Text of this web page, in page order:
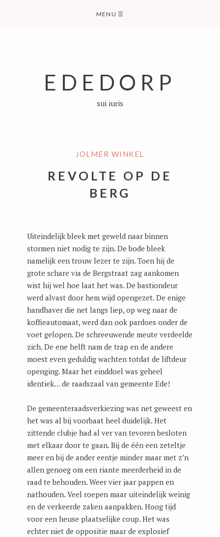
MENU ☰
EDEDORP
sui iuris
JOLMER WINKEL
REVOLTE OP DE
BERG
Uiteindelijk bleek met geweld naar binnen
stormen niet nodig te zijn. De bode bleek
namelijk een trouw lezer te zijn. Toen hij de
grote schare via de Bergstraat zag aankomen
wist hij wel hoe laat het was. De bastiondeur
werd alvast door hem wijd opengezet. De enige
handhaver die net langs liep, op weg naar de
koffieautomaat, werd dan ook pardoes onder de
voet gelopen. De schreeuwende meute verdeelde
zich. De ene helft nam de trap en de andere
moest even geduldig wachten totdat de liftdeur
openging. Maar het einddoel was geheel
identiek… de raadszaal van gemeente Ede!
De gemeenteraadsverkiezing was net geweest en
het was al bij voorbaat heel duidelijk. Het
zittende clubje had al ver van tevoren besloten
met elkaar door te gaan. Bij de één een zeteltje
meer en bij de ander eentje minder maar met z’n
allen genoeg om een riante meerderheid in de
raad te behouden. Weer vier jaar pappen en
nathouden. Veel roepen maar uiteindelijk weinig
en de verkeerde zaken aanpakken. Hoog tijd
voor een heuse plaatselijke coup. Het was
echter niet de oppositie maar de explosief